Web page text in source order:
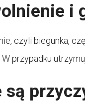
i
czyli biegunka,
przypadku
są